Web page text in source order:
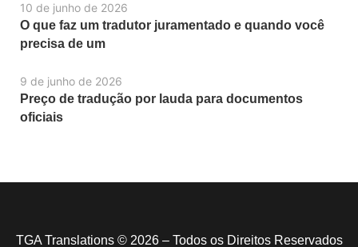
10 de junho de 2026
O que faz um tradutor juramentado e quando você
precisa de um
9 de junho de 2026
Preço de tradução por lauda para documentos
oficiais
TGA Translations © 2026 – Todos os Direitos Reservados